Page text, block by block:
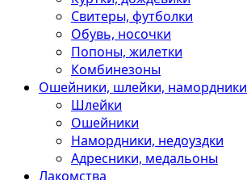
Свитеры, футболки
Обувь, носочки
Попоны, жилетки
Комбинезоны
Ошейники, шлейки, намордники
Шлейки
Ошейники
Намордники, недоуздки
Адресники, медальоны
Лакомства